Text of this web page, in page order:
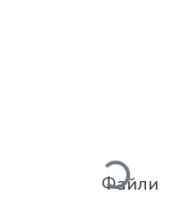
Вантажиться...
Файли